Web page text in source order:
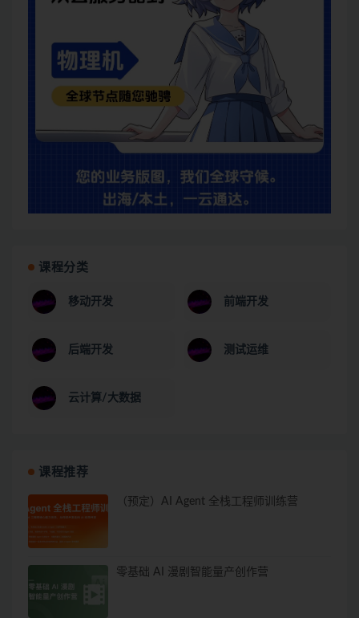
课程分类
移动开发 前端开发
后端开发 测试运维
云计算/大数据
课程推荐
（预定）AI Agent 全栈工程师训练营
零基础 AI 漫剧智能量产创作营